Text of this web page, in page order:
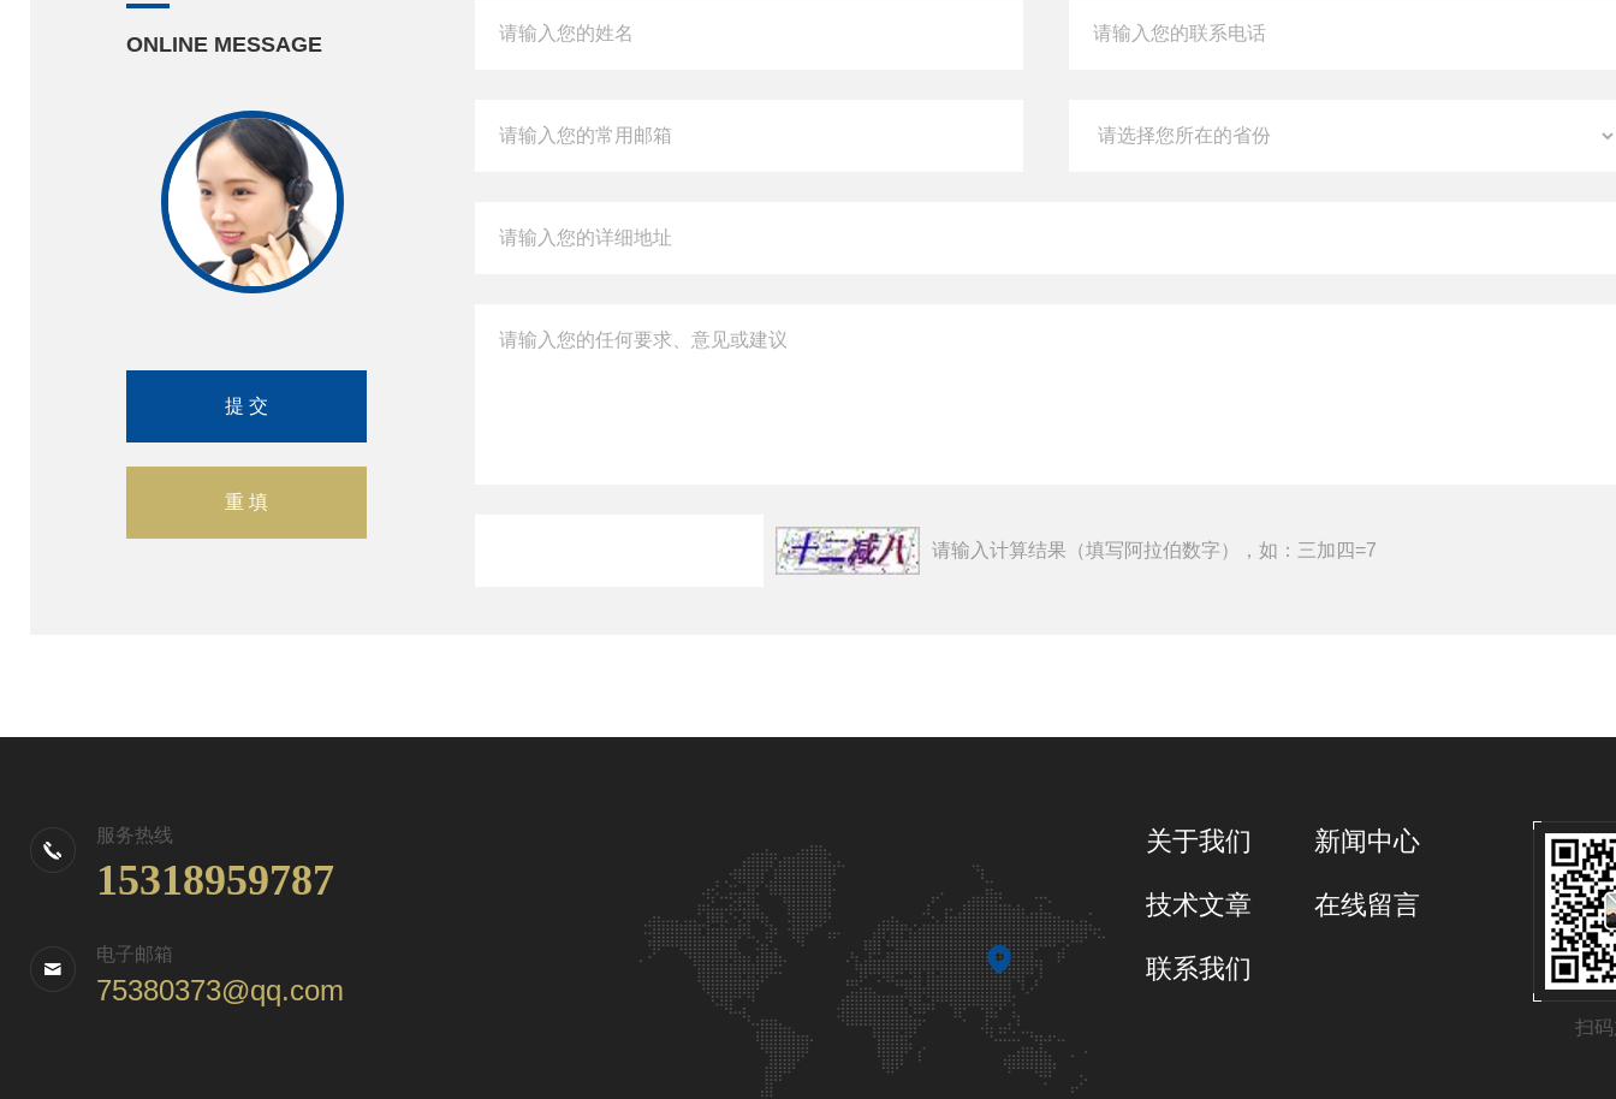
ONLINE MESSAGE
请输入计算结果（填写阿拉伯数字），如：三加四=7
服务热线
15318959787
电子邮箱
75380373@qq.com
扫
关于我们 新闻中心
技术文章 在线留言
联系我们